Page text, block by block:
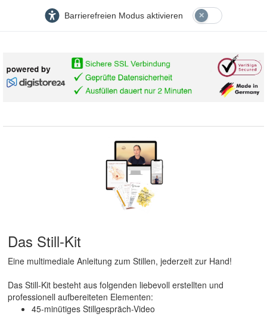
Barrierefreien Modus aktivieren
Das Still-Kit
Eine multimediale Anleitung zum Stillen, jederzeit zur Hand!
Das Still‑Kit besteht aus folgenden liebevoll erstellten und
professionell aufbereiteten Elementen:
45-minütiges Stillgespräch-Video